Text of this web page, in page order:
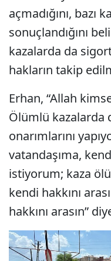
açmadığını, bazı
sonuçlandığını
kazalarda da
hakların takip
Erhan, “Allah
Ölümlü kazalarda
onarımlarını
vatandaşıma,
istiyorum; kaza
kendi hakkını
hakkını arasın”